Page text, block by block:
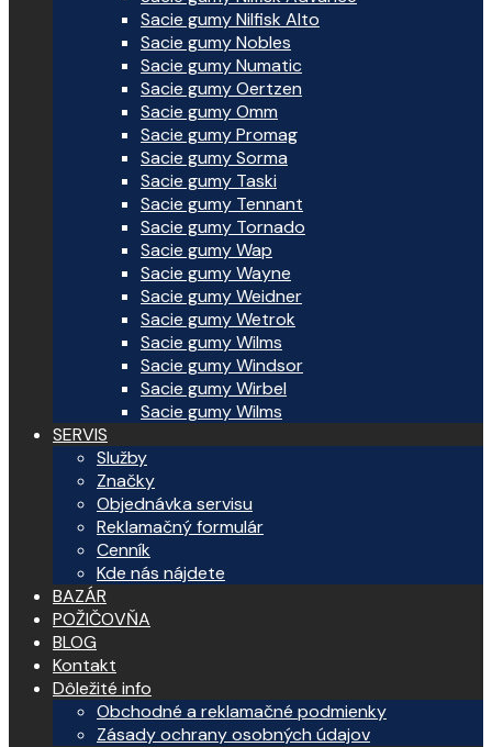
Sacie gumy Nilfisk Alto
Sacie gumy Nobles
Sacie gumy Numatic
Sacie gumy Oertzen
Sacie gumy Omm
Sacie gumy Promag
Sacie gumy Sorma
Sacie gumy Taski
Sacie gumy Tennant
Sacie gumy Tornado
Sacie gumy Wap
Sacie gumy Wayne
Sacie gumy Weidner
Sacie gumy Wetrok
Sacie gumy Wilms
Sacie gumy Windsor
Sacie gumy Wirbel
Sacie gumy Wilms
SERVIS
Služby
Značky
Objednávka servisu
Reklamačný formulár
Cenník
Kde nás nájdete
BAZÁR
POŽIČOVŇA
BLOG
Kontakt
Dôležité info
Obchodné a reklamačné podmienky
Zásady ochrany osobných údajov